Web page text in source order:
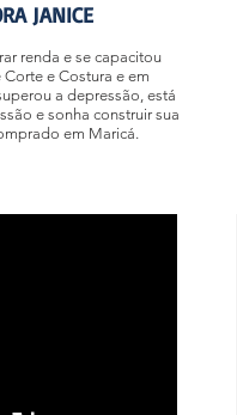
JANICE
renda e se capacitou
e Costura e em
a depressão, está
e sonha construir sua
em Maricá.